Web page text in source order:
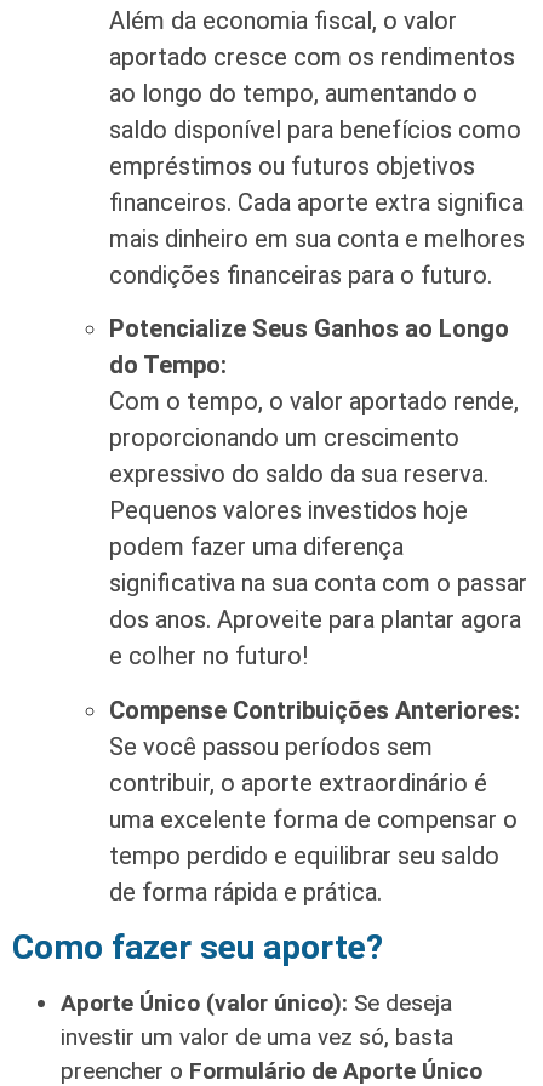
Além da economia fiscal, o valor
aportado cresce com os rendimentos
ao longo do tempo, aumentando o
saldo disponível para benefícios como
empréstimos ou futuros objetivos
financeiros. Cada aporte extra significa
mais dinheiro em sua conta e melhores
condições financeiras para o futuro.
Potencialize Seus Ganhos ao Longo
do Tempo:
Com o tempo, o valor aportado rende,
proporcionando um crescimento
expressivo do saldo da sua reserva.
Pequenos valores investidos hoje
podem fazer uma diferença
significativa na sua conta com o passar
dos anos. Aproveite para plantar agora
e colher no futuro!
Compense Contribuições Anteriores:
Se você passou períodos sem
contribuir, o aporte extraordinário é
uma excelente forma de compensar o
tempo perdido e equilibrar seu saldo
de forma rápida e prática.
Como fazer seu aporte?
Aporte Único (valor único): Se deseja
investir um valor de uma vez só, basta
preencher o Formulário de Aporte Único